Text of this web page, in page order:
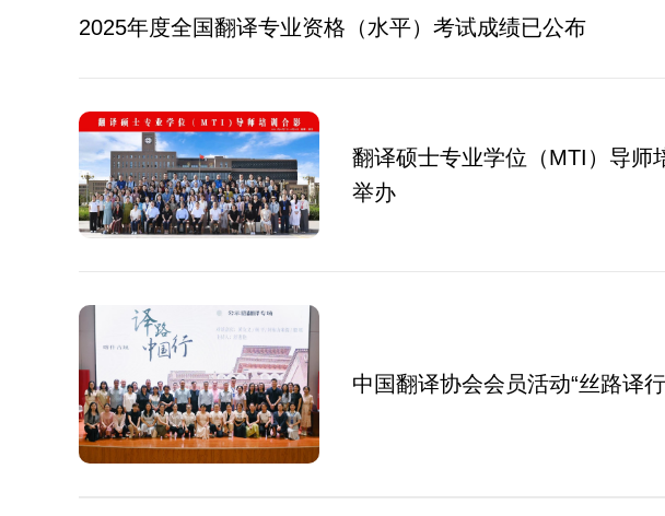
2025年度全国翻译专业资格（水平）考试成绩已公布
翻译硕士专业学位（MTI）导师
举办
中国翻译协会会员活动“丝路译